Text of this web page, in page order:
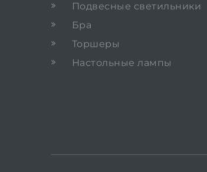
Подвесные светильники
Бра
Торшеры
Настольные лампы